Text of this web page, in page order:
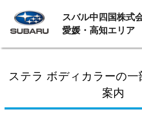
スバル中四国株式
愛媛・高知エリア
ステラ ボディカラーの一
案内